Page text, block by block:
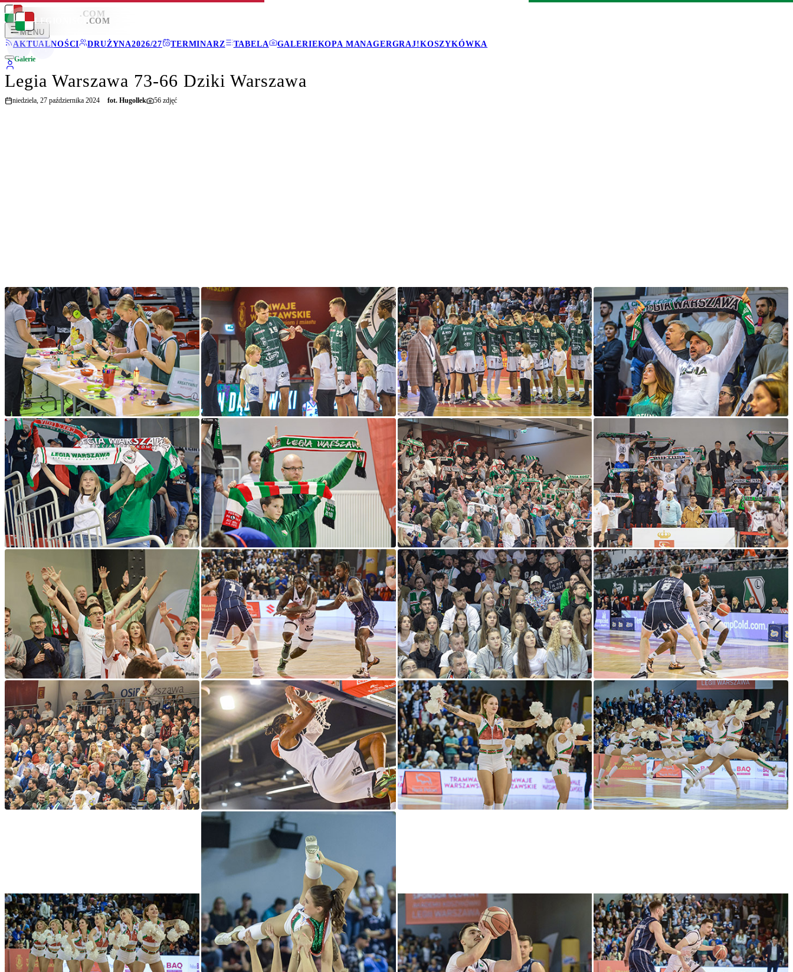
LEGIONISCI .COM
MENU
AKTUALNOŚCI
DRUŻYNA2026/27 TERMINARZ TABELA GALERIEKOPA MANAGERGRAJ!KOSZYKÓWKA
LEGIONISCI .COM
Galerie
Legia Warszawa 73-66 Dziki Warszawa
niedziela, 27 października 2024 fot. Hugollek 56 zdjęć